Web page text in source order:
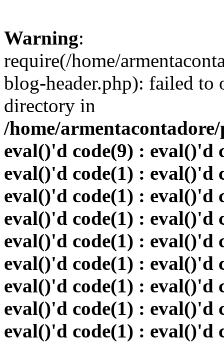
Warning:
require(/home/
blog-header.php): failed to
directory in
/home/
eval()'d code(9) : eval()'d
eval()'d code(1) : eval()'d
eval()'d code(1) : eval()'d
eval()'d code(1) : eval()'d
eval()'d code(1) : eval()'d
eval()'d code(1) : eval()'d
eval()'d code(1) : eval()'d
eval()'d code(1) : eval()'d
eval()'d code(1) : eval()'d